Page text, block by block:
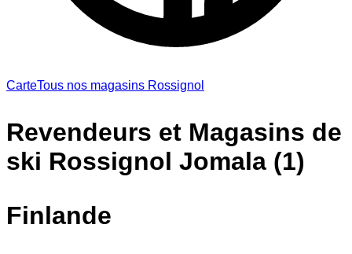
CarteTous nos magasins Rossignol
Revendeurs et Magasins de
ski Rossignol Jomala (1)
Finlande